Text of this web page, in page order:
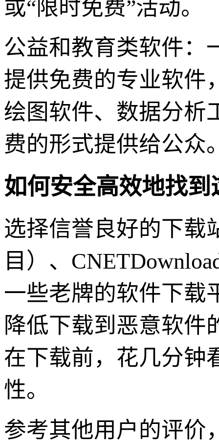
或“限时免费”活动。
公益和教育类软件：
提供免费的专业软件
绘图软件、数据分析
费的形式提供给公众
如何安全高效地找到
选择信誉良好的下载
目）、
一些老牌的软件下载
降低下载到恶意软件
在下载前，花几分钟
性。
参考其他用户的评价